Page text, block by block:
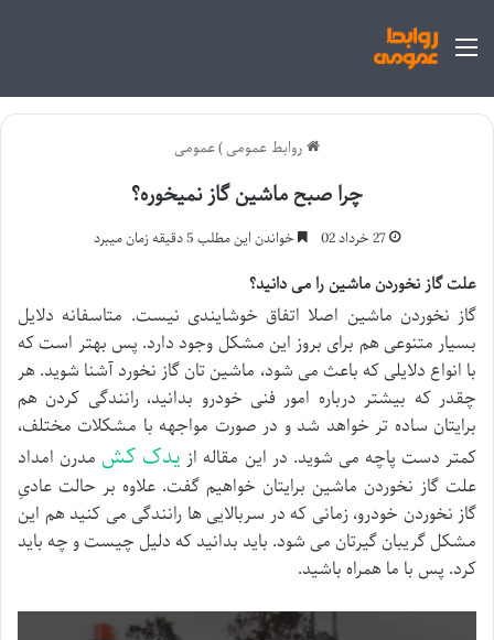
منو
روابط عمومی)عمومی
چرا صبح ماشین گاز نمیخوره؟
27 خرداد 02 خواندن این مطلب 5 دقیقه زمان میبرد
علت گاز نخوردن ماشین را می دانید؟
گاز نخوردن ماشین اصلا اتفاق خوشایندی نیست. متاسفانه دلایل
بسیار متنوعی هم برای بروز این مشکل وجود دارد. پس بهتر است که
با انواع دلایلی که باعث می شود، ماشین تان گاز نخورد آشنا شوید. هر
چقدر که بیشتر درباره امور فنی خودرو بدانید، رانندگی کردن هم
برایتان ساده تر خواهد شد و در صورت مواجهه با مشکلات مختلف،
کمتر دست پاچه می شوید. در این مقاله از یدک کش مدرن امداد
علت گاز نخوردن ماشین برایتان خواهیم گفت. علاوه بر حالت عادیِ
گاز نخوردن خودرو، زمانی که در سربالایی ها رانندگی می کنید هم این
مشکل گریبان گیرتان می شود. باید بدانید که دلیل چیست و چه باید
کرد. پس با ما همراه باشید.